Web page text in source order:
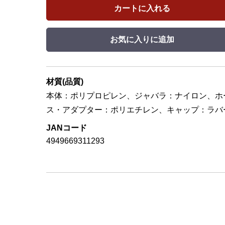
カートに入れる
お気に入りに追加
材質(品質)
本体：ポリプロピレン、ジャバラ：ナイロン、ホ
ス・アダプター：ポリエチレン、キャップ：ラバ
JANコード
4949669311293